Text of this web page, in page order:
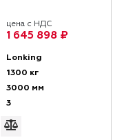
цена с НДС
1 645 898 ₽
Lonking
1300 кг
3000 мм
3